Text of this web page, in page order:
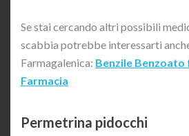
Se stai cercando altri possibili
scabbia potrebbe interessarti
Farmagalenica: Benzile Benzoato
Farmacia
Permetrina pidocchi